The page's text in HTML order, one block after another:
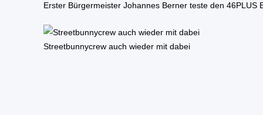
Erster Bürgermeister Johannes Berner teste den 46PLUS
Streetbunnycrew auch wieder mit dabei